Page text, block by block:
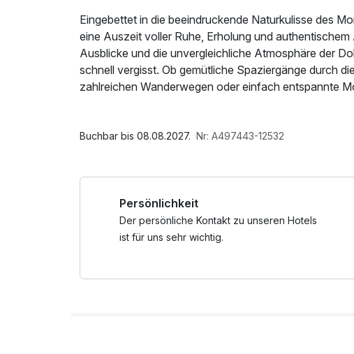
Eingebettet in die beeindruckende Naturkulisse des
eine Auszeit voller Ruhe, Erholung und
Ausblicke und die unvergleichliche Atmosphäre der
schnell vergisst. Ob gemütliche Spaziergänge durch
zahlreichen Wanderwegen oder einfach entspannte
Wochenendtrip, eine romantische Auszeit zu zweit
Buchbar bis 08.08.2027. Nr: A497443-12532
Persönlichkeit
Der persönliche Kontakt zu unseren Hotels
ist für uns sehr wichtig.